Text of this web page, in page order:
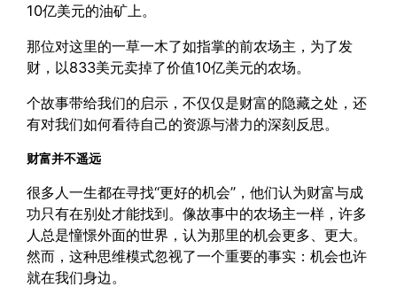
10亿美元的油矿上。
那位对这里的一草一木了如指掌的前农场主，为了发
财，以833美元卖掉了价值10亿美元的农场。
个故事带给我们的启示，不仅仅是财富的隐藏之处，还
有对我们如何看待自己的资源与潜力的深刻反思。
财富并不遥远
很多人一生都在寻找“更好的机会”，他们认为财富与成
功只有在别处才能找到。像故事中的农场主一样，许多
人总是憧憬外面的世界，认为那里的机会更多、更大。
然而，这种思维模式忽视了一个重要的事实：机会也许
就在我们身边。